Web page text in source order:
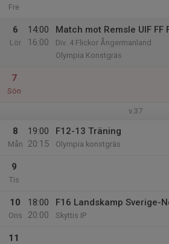
Fre
6
Lör
14:00
16:00
Match mot Remsle UIF FF
Div. 4 Flickor Ångermanland
Olympia Konstgräs
7
Sön
v.37
8
Mån
19:00
20:15
F12-13 Träning
Olympia konstgräs
9
Tis
10
Ons
18:00
20:00
F16 Landskamp Sverige-
Skyttis IP
11